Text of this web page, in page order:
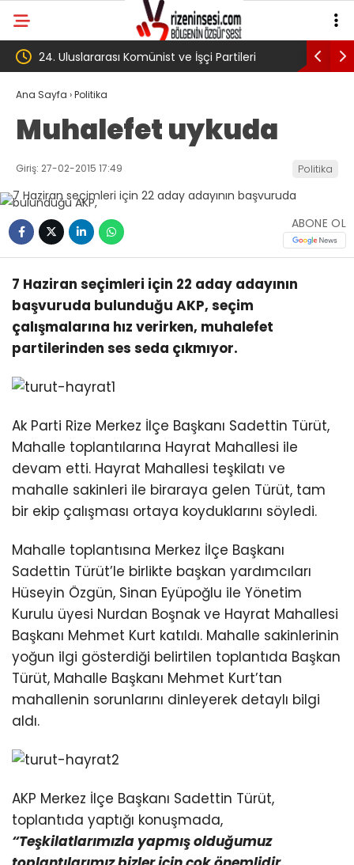
‘Çerçeve yasa’ kanun teklifi Adalet
Komisyonu’ndan geçti
Ana Sayfa ›Politika
Muhalefet uykuda
Giriş: 27-02-2015 17:49 Politika
ABONE OL
7 Haziran seçimleri için 22 aday adayının
başvuruda bulunduğu AKP, seçim
çalışmalarına hız verirken, muhalefet
partilerinden ses seda çıkmıyor.
Ak Parti Rize Merkez İlçe Başkanı Sadettin Türüt,
Mahalle toplantılarına Hayrat Mahallesi ile
devam etti. Hayrat Mahallesi teşkilatı ve
mahalle sakinleri ile biraraya gelen Türüt, tam
bir ekip çalışması ortaya koyduklarını söyledi.
Mahalle toplantısına Merkez İlçe Başkanı
Sadettin Türüt’le birlikte başkan yardımcıları
Hüseyin Özgün, Sinan Eyüpoğlu ile Yönetim
Kurulu üyesi Nurdan Boşnak ve Hayrat Mahallesi
Başkanı Mehmet Kurt katıldı. Mahalle sakinlerinin
yoğun ilgi gösterdiği belirtilen toplantıda Başkan
Türüt, Mahalle Başkanı Mehmet Kurt’tan
mahallenin sorunlarını dinleyerek detaylı bilgi
aldı.
AKP Merkez İlçe Başkanı Sadettin Türüt,
toplantıda yaptığı konuşmada,
“Teşkilatlarımızla yapmış olduğumuz